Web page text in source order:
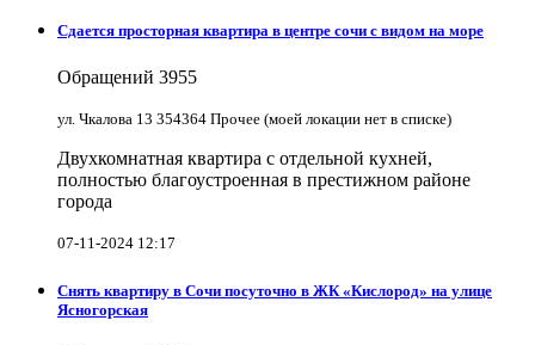
Сдается просторная квартира в центре сочи с видом на море
Обращений 3955
ул. Чкалова 13 354364 Прочее (моей локации нет в списке)
Двухкомнатная квартира с отдельной кухней,
полностью благоустроенная в престижном районе
города
07-11-2024 12:17
Снять квартиру в Cочи посуточно в ЖК «Кислород» на улице
Ясногорская